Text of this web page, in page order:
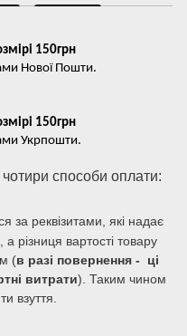
150грн
Нової Пошти.
150грн
Укрпошти.
чотири способи оплати:
за реквізитами, які надає
різниця вартості товару
(в разі повернення - ці
витрати). Таким чином
взуття.